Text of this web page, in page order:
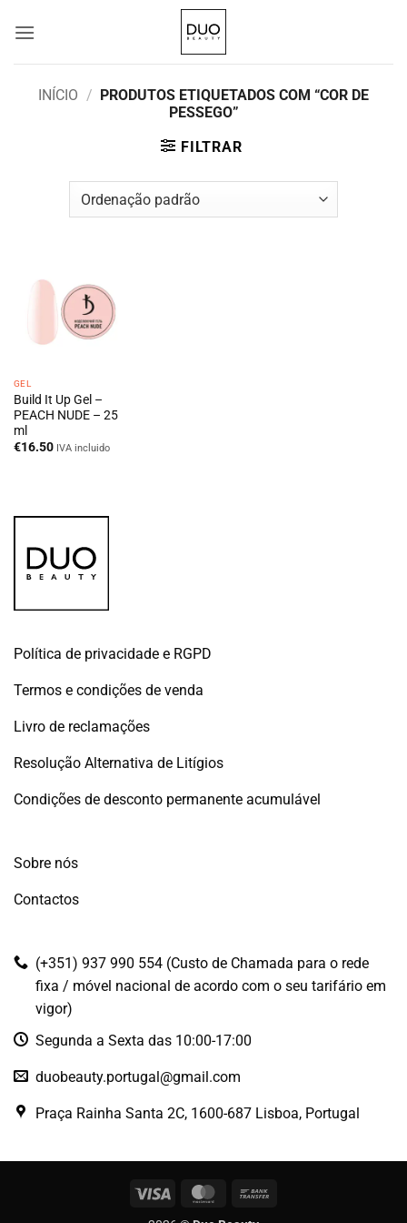
INÍCIO / PRODUTOS ETIQUETADOS COM “COR DE
PESSEGO”
FILTRAR
GEL
Build It Up Gel –
PEACH NUDE – 25
ml
€16.50 IVA incluido
Política de privacidade e RGPD
Termos e condições de venda
Livro de reclamações
Resolução Alternativa de Litígios
Condições de desconto permanente acumulável
Sobre nós
Contactos
(+351) 937 990 554 (Custo de Chamada para o rede
fixa / móvel nacional de acordo com o seu tarifário em
vigor)
Segunda a Sexta das 10:00-17:00
duobeauty.portugal@gmail.com
Praça Rainha Santa 2C, 1600-687 Lisboa, Portugal
Visa MasterCard